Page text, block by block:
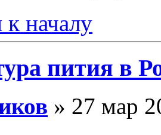
к началу
пития в
» 27 мар